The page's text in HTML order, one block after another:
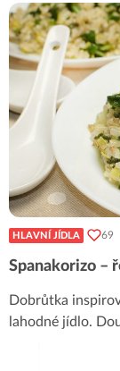
HLAVNÍ JÍDLA 69
Spanakorizo –
Dobrůtka
lahodné jídlo.